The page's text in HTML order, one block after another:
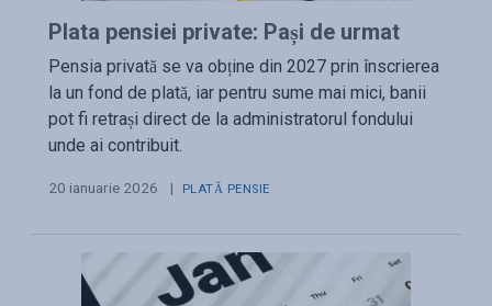
Plata pensiei private: Pași de urmat
Pensia privată se va obține din 2027 prin înscrierea
la un fond de plată, iar pentru sume mai mici, banii
pot fi retrași direct de la administratorul fondului
unde ai contribuit.
20 ianuarie 2026 | PLATĂ PENSIE